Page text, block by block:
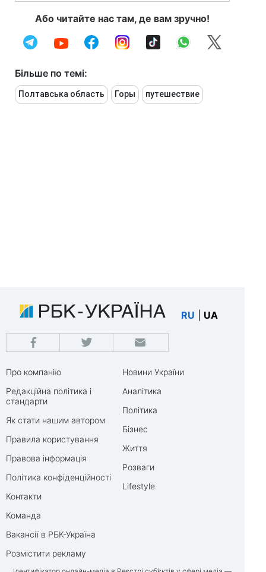
Або читайте нас там, де вам зручно!
Більше по темі:
Полтавська область Горы путешествие
RU UA
Про компанію
Редакційна політика і
стандарти
Як стати нашим автором
Правила користування
Правова інформація
Політика конфіденційності
Контакти
Команда
Вакансії в РБК-Україна
Розмістити рекламу
Новини України
Аналітика
Політика
Бізнес
Життя
Розваги
Lifestyle